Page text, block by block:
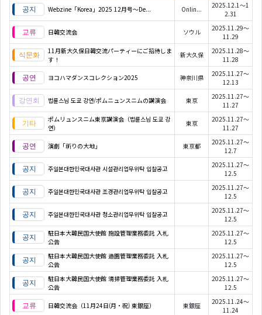
Webzine「Korea」2025 12月号～De... Onlin...
2025.12.1～1
2.31
日韓交流会 ソウル
2025.11.29～
11.29
11月新大久保日韓交流パーティーにご招待しま
す！
新大久保
2025.11.28～
11.28
ヨコハマダンスコレクション2025 神奈川県
2025.11.27～
12.13
법륜스님 도쿄 강연/ポムニュンスニムの講演会 東京
2025.11.27～
11.27
ポムリュンスニム東京講演会（법륜스님 도쿄 강
연）
東京
2025.11.27～
11.27
演劇「祈りの大地」 東京都
2025.11.27～
12.7
주일본대한민국대사관 시설관리업무위탁 입찰공고
2025.11.27～
12.5
주일본대한민국대사관 조경관리업무위탁 입찰공고
2025.11.27～
12.5
주일본대한민국대사관 청소관리업무위탁 입찰공고
2025.11.27～
12.5
駐日本大韓民国大使館 施設管理業務委託 入札
公告
2025.11.27～
12.5
駐日本大韓民国大使館 造園管理業務委託 入札
公告
2025.11.27～
12.5
駐日本大韓民国大使館 清掃管理業務委託 入札
公告
2025.11.27～
12.5
日韓交流会（11月24日(月・祝) 東銀座） 東銀座
2025.11.24～
11.24